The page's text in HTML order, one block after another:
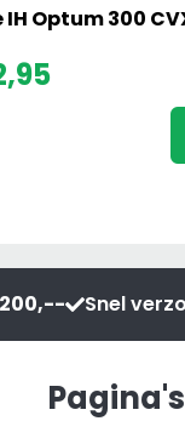
IH Optum 300
200,-- Snel
Pagina's